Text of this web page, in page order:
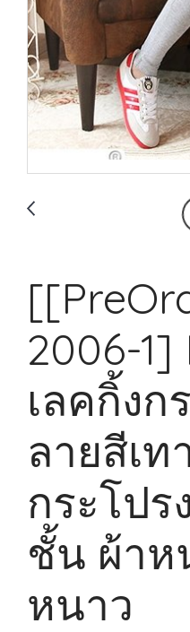
2006-1]
เลคกิ้งก
ลายสีเ
กระโปร
ชั้น ผ้าห
หนาว